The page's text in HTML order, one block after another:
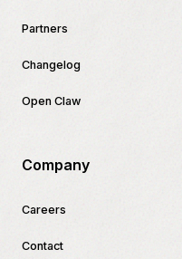
Partners
Changelog
Open Claw
Company
Careers
Contact